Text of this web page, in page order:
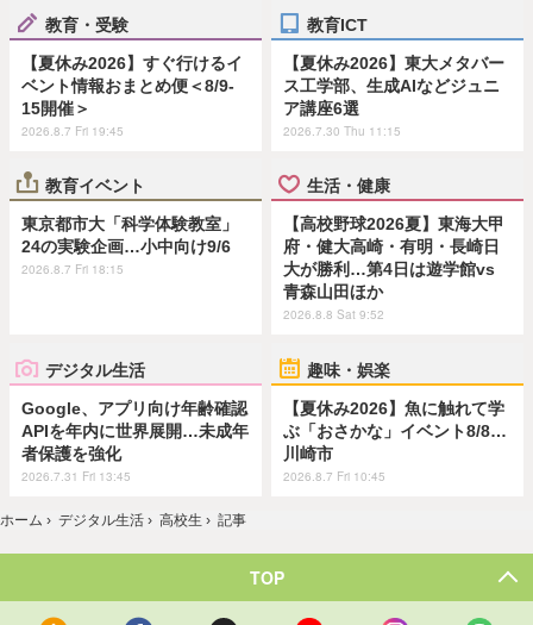
教育・受験
【夏休み2026】すぐ行けるイ
ベント情報おまとめ便＜8/9-
15開催＞
2026.8.7 Fri 19:45
教育ICT
【夏休み2026】東大メタバー
ス工学部、生成AIなどジュニ
ア講座6選
2026.7.30 Thu 11:15
教育イベント
東京都市大「科学体験教室」
24の実験企画…小中向け9/6
2026.8.7 Fri 18:15
生活・健康
【高校野球2026夏】東海大甲
府・健大高崎・有明・長崎日
大が勝利…第4日は遊学館vs
青森山田ほか
2026.8.8 Sat 9:52
デジタル生活
Google、アプリ向け年齢確認
APIを年内に世界展開…未成年
者保護を強化
2026.7.31 Fri 13:45
趣味・娯楽
【夏休み2026】魚に触れて学
ぶ「おさかな」イベント8/8…
川崎市
2026.8.7 Fri 10:45
ホーム › デジタル生活 › 高校生 › 記事
TOP